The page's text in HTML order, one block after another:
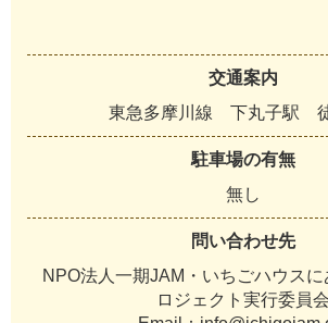
交通案内
東急多摩川線 下丸子駅
駐車場の有無
無し
問い合わせ先
NPO法人一期JAM・いちごハウス
ロジェクト実行委員会